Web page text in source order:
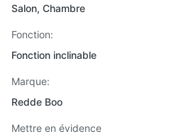
Salon, Chambre
Fonction:
Fonction inclinable
Marque:
Redde Boo
Mettre en évidence